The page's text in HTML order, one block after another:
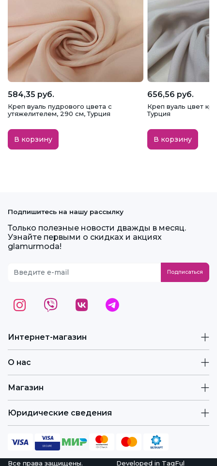
584,35 руб.
Креп вуаль пудрового цвета с
утяжелителем, 290 см, Турция
В корзину
656,56 руб.
Креп вуаль цвет
Турция
В корзину
Интернет-магазин
О нас
Магазин
Юридические сведения
Подпишитесь на нашу рассылку
Только полезные новости дважды в месяц.
Узнайте первыми о скидках и акциях
glamurmoda!
Все права защищены. Developed in TagFul